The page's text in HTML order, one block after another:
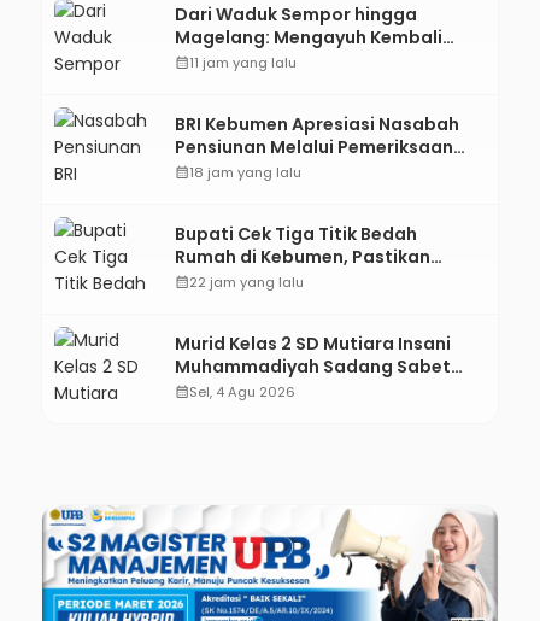
Dari Waduk Sempor hingga
Magelang: Mengayuh Kembali
Sisa-Sisa Racun Masa Remaja
calendar_month11 jam yang lalu
BRI Kebumen Apresiasi Nasabah
Pensiunan Melalui Pemeriksaan
Kesehatan Gratis Hingga
calendar_month18 jam yang lalu
Bupati Cek Tiga Titik Bedah
Rumah di Kebumen, Pastikan
Hunian Layak bagi Warga
calendar_month22 jam yang lalu
Murid Kelas 2 SD Mutiara Insani
Muhammadiyah Sadang Sabet
Emas dan Perak di Kejurda Tapak
calendar_monthSel, 4 Agu 2026